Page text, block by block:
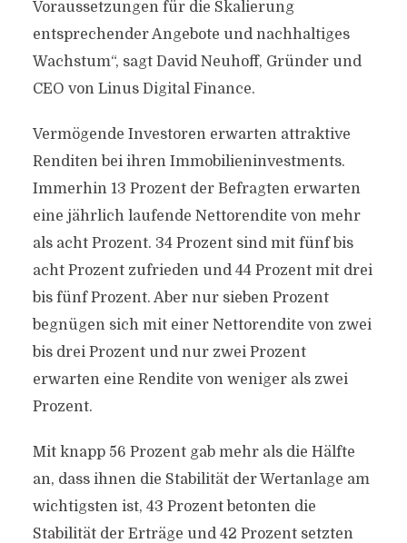
Voraussetzungen für die Skalierung
entsprechender Angebote und nachhaltiges
Wachstum“, sagt David Neuhoff, Gründer und
CEO von Linus Digital Finance.
Vermögende Investoren erwarten attraktive
Renditen bei ihren Immobilieninvestments.
Immerhin 13 Prozent der Befragten erwarten
eine jährlich laufende Nettorendite von mehr
als acht Prozent. 34 Prozent sind mit fünf bis
acht Prozent zufrieden und 44 Prozent mit drei
bis fünf Prozent. Aber nur sieben Prozent
begnügen sich mit einer Nettorendite von zwei
bis drei Prozent und nur zwei Prozent
erwarten eine Rendite von weniger als zwei
Prozent.
Mit knapp 56 Prozent gab mehr als die Hälfte
an, dass ihnen die Stabilität der Wertanlage am
wichtigsten ist, 43 Prozent betonten die
Stabilität der Erträge und 42 Prozent setzten